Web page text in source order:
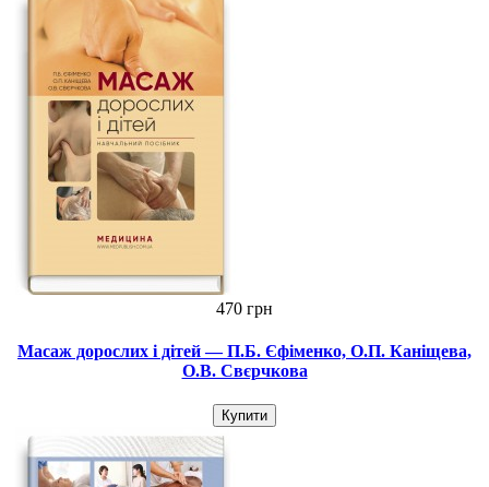
470 грн
Масаж дорослих і дітей — П.Б. Єфіменко, О.П. Каніщева,
О.В. Свєрчкова
Купити